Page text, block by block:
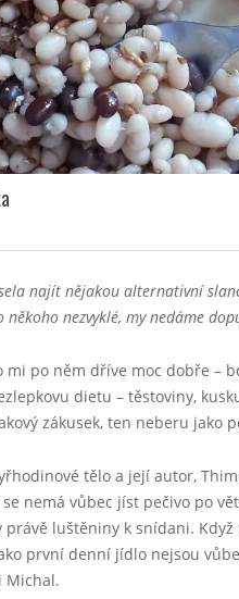
najít nějakou alternativní
nezvyklé, my nedáme
po něm dříve moc dobře –
dietu – těstoviny,
zákusek, ten neberu jako
tělo a její autor,
nemá vůbec jíst pečivo po
luštěniny k snídani.
první denní jídlo nejsou
Michal.